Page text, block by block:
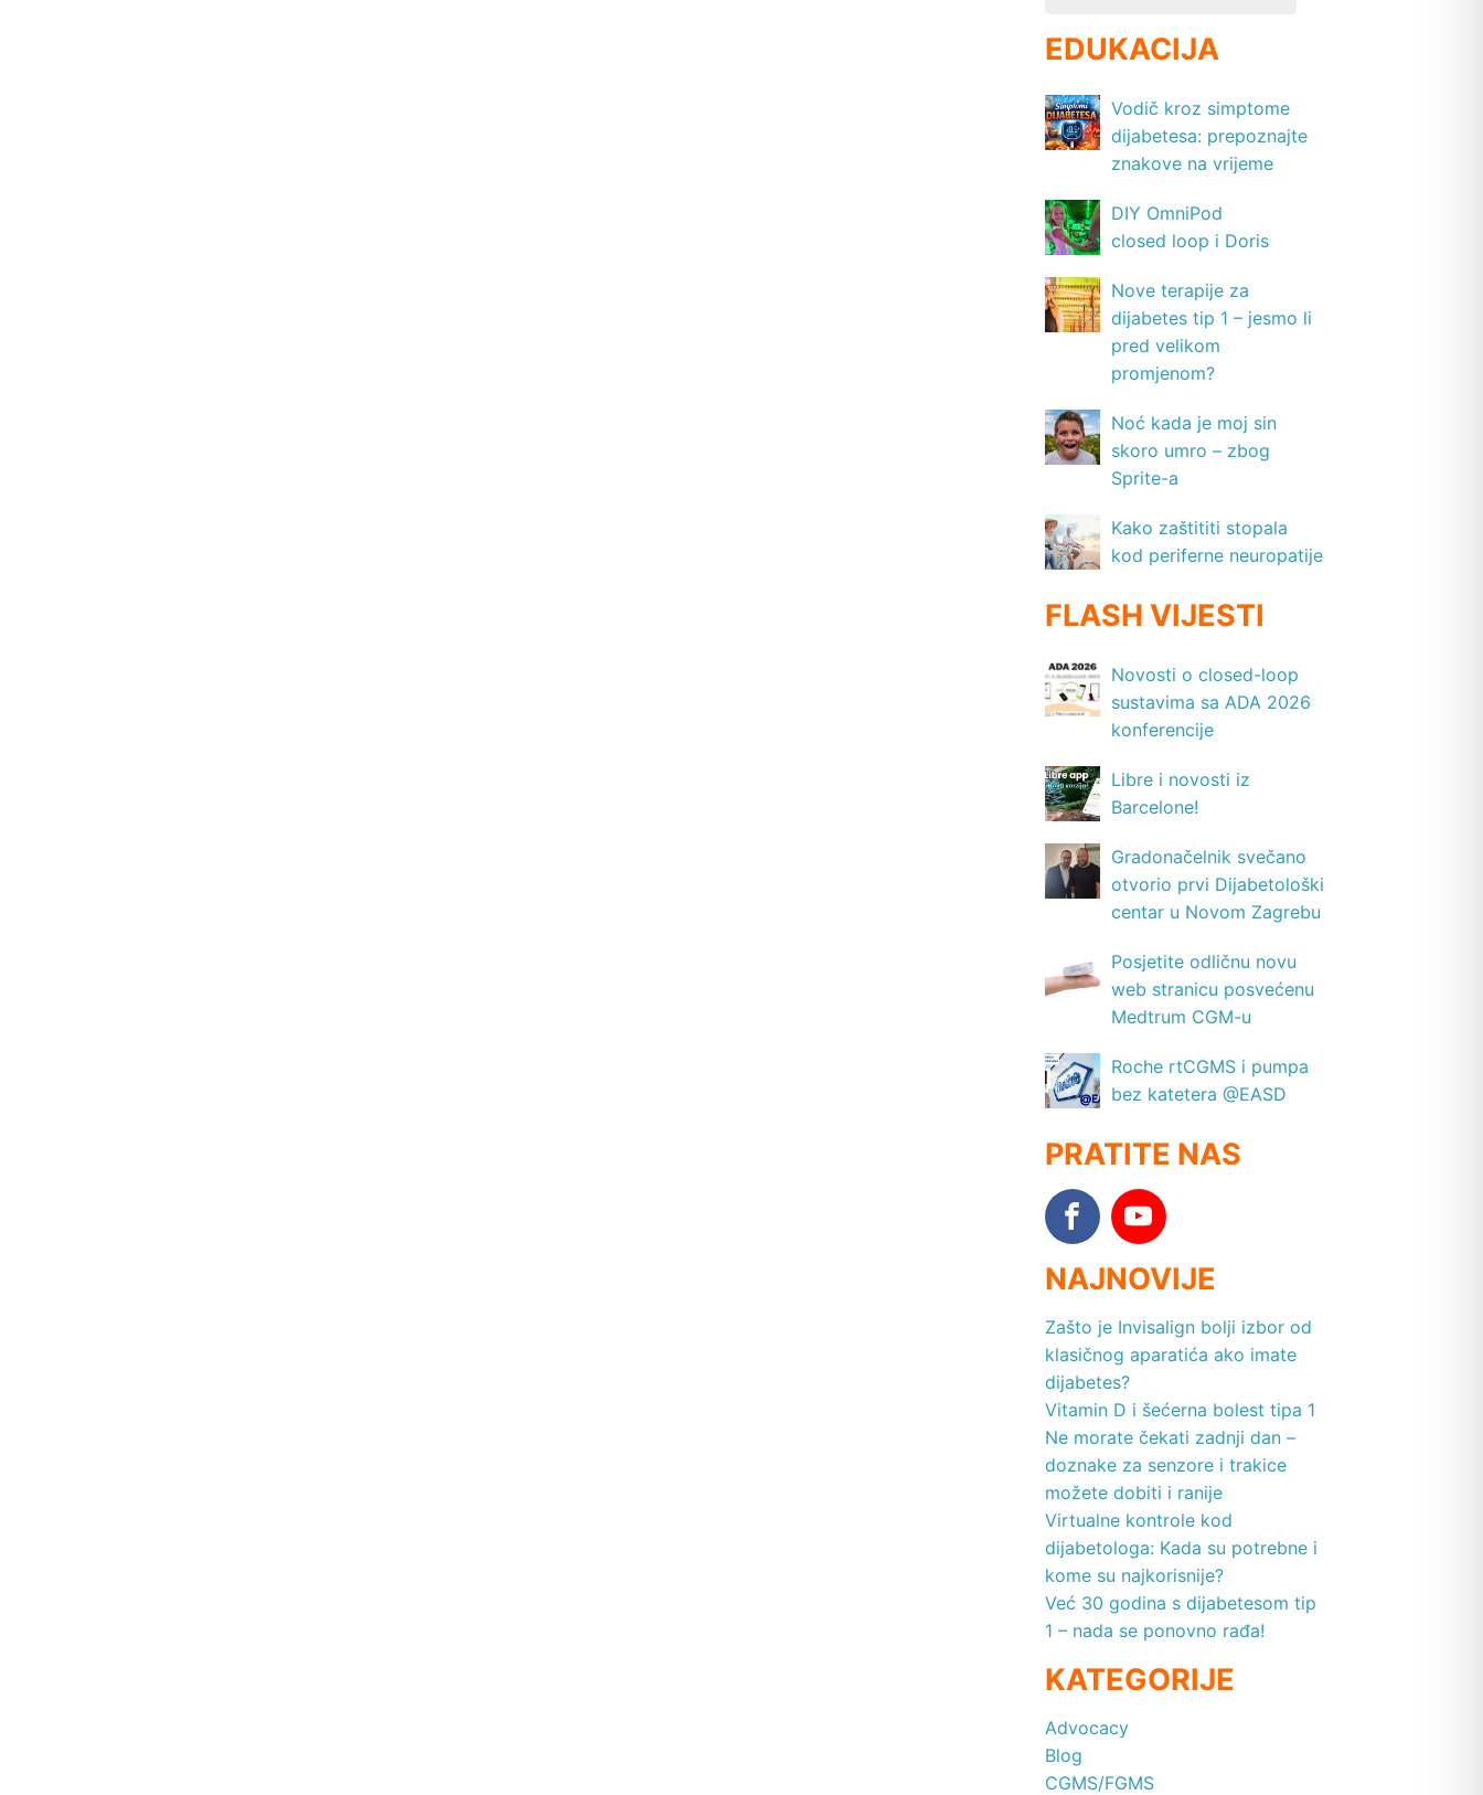
EDUKACIJA
Vodič kroz simptome
dijabetesa: prepoznajte
znakove na vrijeme
DIY OmniPod
closed loop i Doris
Nove terapije za
dijabetes tip 1 – jesmo li
pred velikom
promjenom?
Noć kada je moj sin
skoro umro – zbog
Sprite-a
Kako zaštititi stopala
kod periferne neuropatije
FLASH VIJESTI
Novosti o closed-loop
sustavima sa ADA 2026
konferencije
Libre i novosti iz
Barcelone!
Gradonačelnik svečano
otvorio prvi Dijabetološki
centar u Novom Zagrebu
Posjetite odličnu novu
web stranicu posvećenu
Medtrum CGM-u
Roche rtCGMS i pumpa
bez katetera @EASD
PRATITE NAS
NAJNOVIJE
Zašto je Invisalign bolji izbor od
klasičnog aparatića ako imate
dijabetes?
Vitamin D i šećerna bolest tipa 1
Ne morate čekati zadnji dan –
doznake za senzore i trakice
možete dobiti i ranije
Virtualne kontrole kod
dijabetologa: Kada su potrebne i
kome su najkorisnije?
Već 30 godina s dijabetesom tip
1 – nada se ponovno rađa!
KATEGORIJE
Advocacy
Blog
CGMS/FGMS